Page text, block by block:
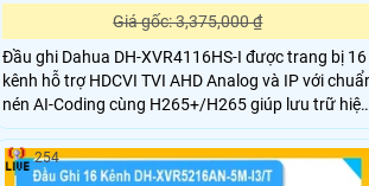
Giá gốc: 3,375,000 ₫
Đầu ghi Dahua DH-XVR4116HS-I được trang bị 16
kênh hỗ trợ HDCVI TVI AHD Analog và IP với
nén AI-Coding cùng H265+/H265 giúp lưu trữ hiệu
quả Hỗ trợ 8 kênh SMD Plus analog cho khả năng
cảnh báo chính xác Kết nối tối đa camera IP 6MP
với chuẩn Onvif 16.12 Kèm 1 ổ cứng 10TB HDMI
254